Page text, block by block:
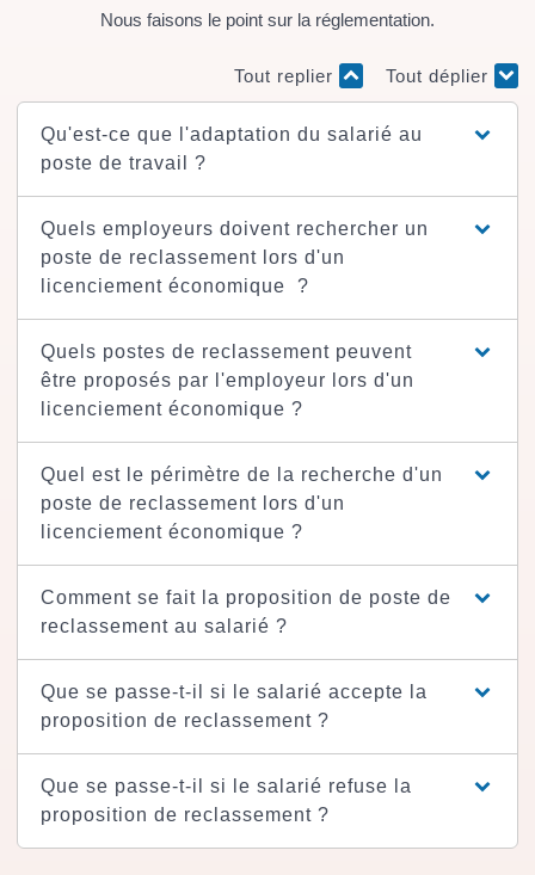
Nous faisons le point sur la réglementation.
Tout replier Tout déplier
Qu'est-ce que l'adaptation du salarié au
poste de travail ?
Quels employeurs doivent rechercher un
poste de reclassement lors d'un
licenciement économique ?
Quels postes de reclassement peuvent
être proposés par l'employeur lors d'un
licenciement économique ?
Quel est le périmètre de la recherche d'un
poste de reclassement lors d'un
licenciement économique ?
Comment se fait la proposition de poste de
reclassement au salarié ?
Que se passe-t-il si le salarié accepte la
proposition de reclassement ?
Que se passe-t-il si le salarié refuse la
proposition de reclassement ?